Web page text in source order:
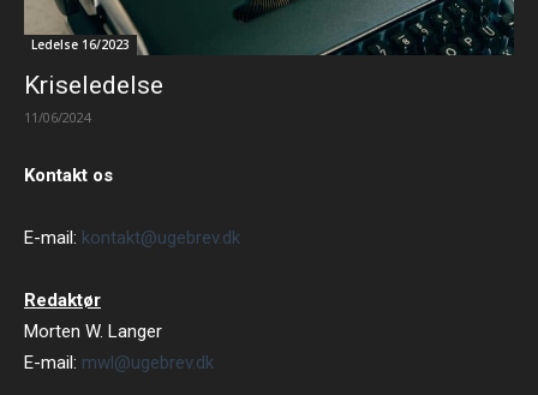
Ledelse 16/2023
Kriseledelse
11/06/2024
Kontakt os
E-mail: kontakt@ugebrev.dk
Redaktør
Morten W. Langer
E-mail: mwl@ugebrev.dk